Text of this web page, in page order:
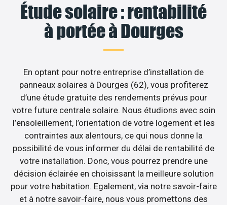
Étude solaire : rentabilité
à portée à Dourges
En optant pour notre entreprise d’installation de
panneaux solaires à Dourges (62), vous profiterez
d’une étude gratuite des rendements prévus pour
votre future centrale solaire. Nous étudions avec soin
l’ensoleillement, l’orientation de votre logement et les
contraintes aux alentours, ce qui nous donne la
possibilité de vous informer du délai de rentabilité de
votre installation. Donc, vous pourrez prendre une
décision éclairée en choisissant la meilleure solution
pour votre habitation. Egalement, via notre savoir-faire
et à notre savoir-faire, nous vous promettons des